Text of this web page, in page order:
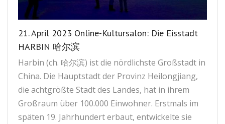
21. April 2023 Online-Kultursalon: Die Eisstadt
HARBIN 哈尔滨
Harbin (ch. 哈尔滨) ist die nördlichste Großstadt in
China. Die Hauptstadt der Provinz Heilongjiang,
die achtgrößte Stadt des Landes, hat in ihrem
Großraum über 100.000 Einwohner. Erstmals im
späten 19. Jahrhundert erbaut, entwickelte sie